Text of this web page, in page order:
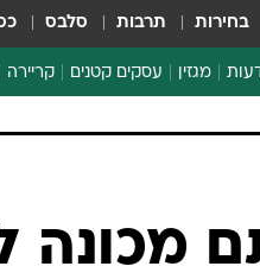
בחירות תרבות סלבס
מגזין עסקים קטנים קריירה